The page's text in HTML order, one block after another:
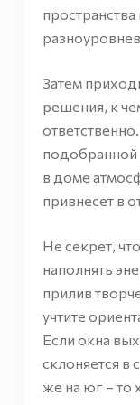
Затем
решения, к
в доме
привнесет в
Не секрет,
наполнять
прилив
учтите
Если окна
склоняется в
же на юг – то